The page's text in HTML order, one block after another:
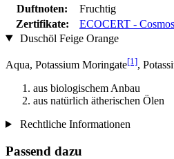
Duftnoten:
Fruchtig
Zertifikate:
ECOCERT -
Duschöl Feige Orange
Aqua, Potassium Moringate[1],
aus biologischem Anbau
aus natürlich ätherischen Ölen
Rechtliche Informationen
Passend dazu